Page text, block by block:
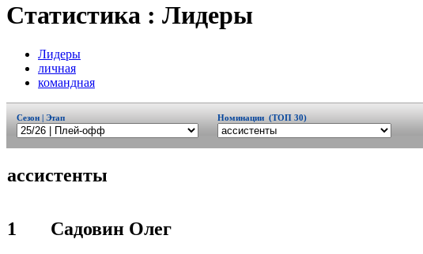
Статистика : Лидеры
Лидеры
личная
командная
Сезон | Этап Номинации (ТОП 30)
ассистенты
1 Садовин Олег